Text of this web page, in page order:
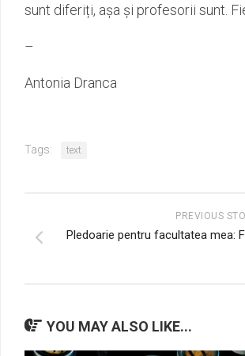
sunt diferiți, așa și profesorii sunt.
–
Antonia Dranca
Tags: text
PREVIOUS
Pledoarie pentru facultatea mea:
YOU MAY ALSO LIKE...